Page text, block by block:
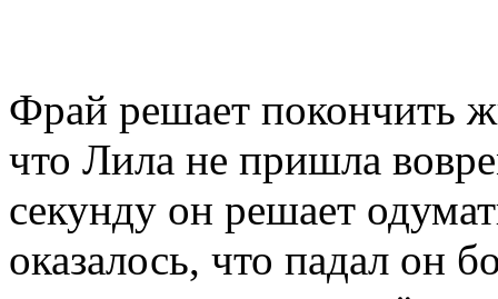
Фрай решает покончить
что Лила не пришла
секунду он решает
оказалось, что падал он